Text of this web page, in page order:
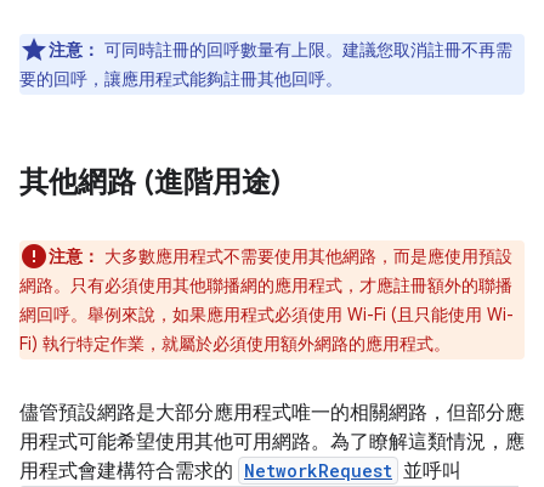
注意： 可同時註冊的回呼數量有上限。建議您取消註冊不再需
要的回呼，讓應用程式能夠註冊其他回呼。
其他網路 (進階用途)
注意： 大多數應用程式不需要使用其他網路，而是應使用預設
網路。只有必須使用其他聯播網的應用程式，才應註冊額外的聯播
網回呼。舉例來說，如果應用程式必須使用 Wi-Fi (且只能使用 Wi-
Fi) 執行特定作業，就屬於必須使用額外網路的應用程式。
儘管預設網路是大部分應用程式唯一的相關網路，但部分應
用程式可能希望使用其他可用網路。為了瞭解這類情況，應
用程式會建構符合需求的 NetworkRequest 並呼叫